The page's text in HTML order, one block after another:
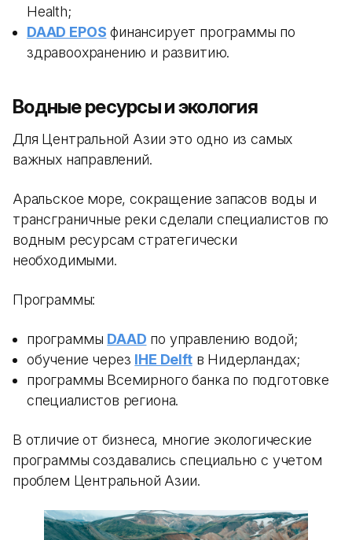
Health;
DAAD EPOS финансирует программы по
здравоохранению и развитию.
Водные ресурсы и экология
Для Центральной Азии это одно из самых
важных направлений.
Аральское море, сокращение запасов воды и
трансграничные реки сделали специалистов по
водным ресурсам стратегически
необходимыми.
Программы:
программы DAAD по управлению водой;
обучение через IHE Delftв Нидерландах;
программы Всемирного банка по подготовке
специалистов региона.
В отличие от бизнеса, многие экологические
программы создавались специально с учетом
проблем Центральной Азии.